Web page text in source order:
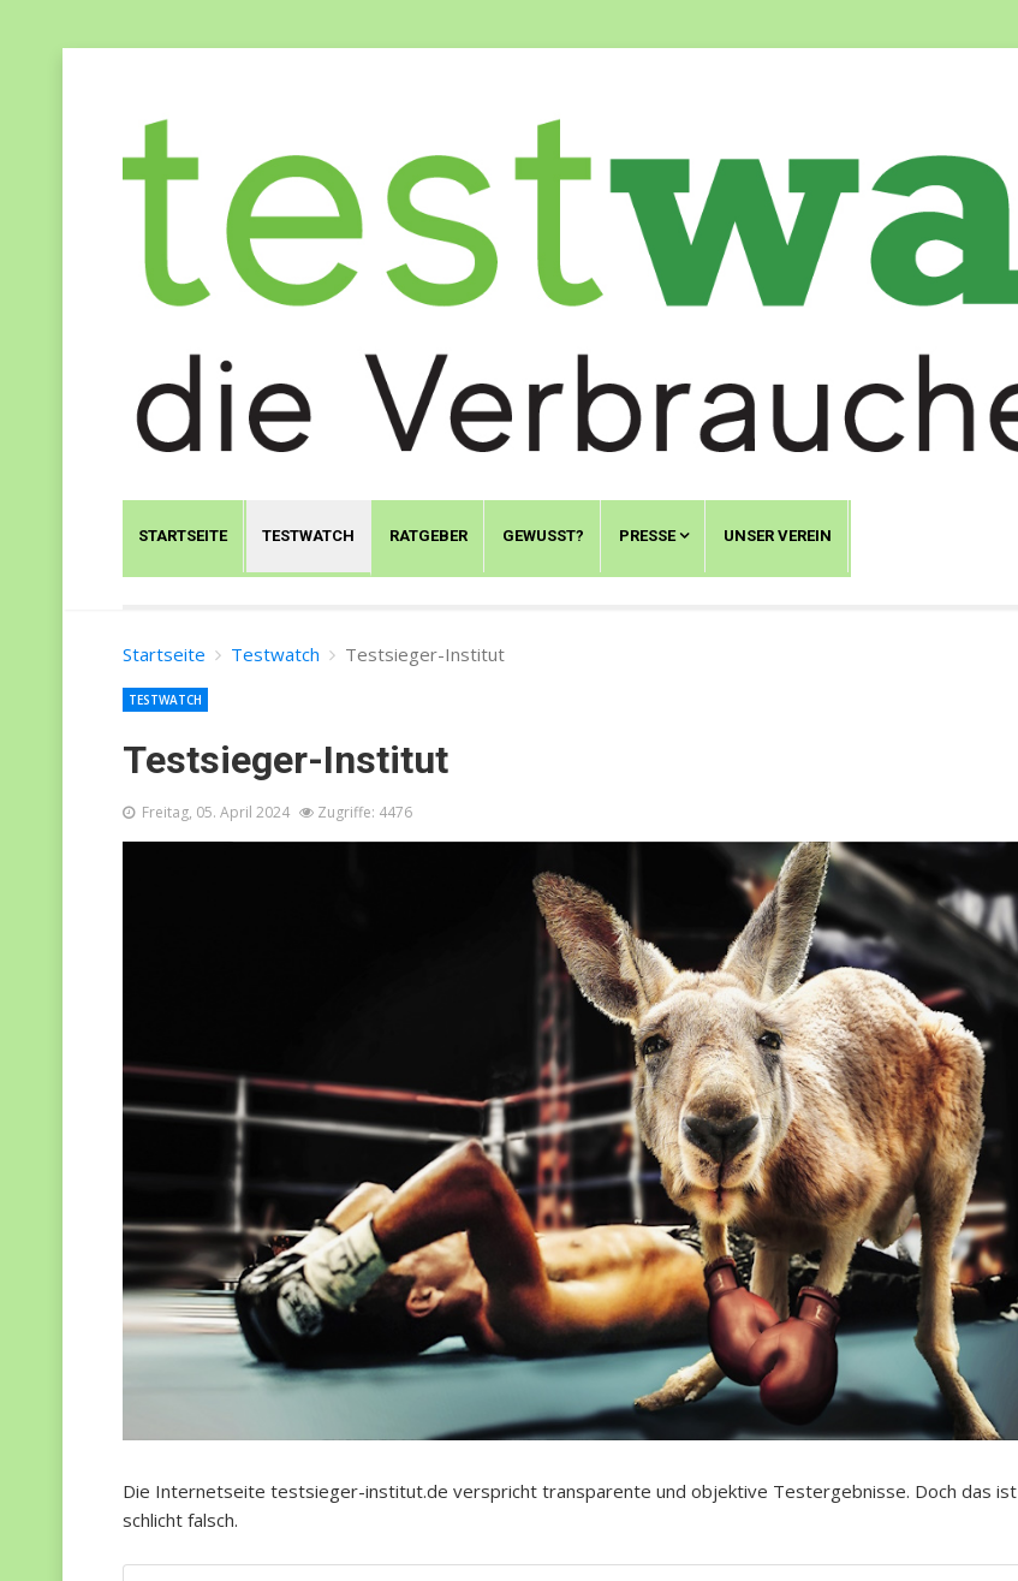
STARTSEITE TESTWATCH RATGEBER GEWUSST? PRESSE UNSER VEREIN
Startseite Testwatch Testsieger-Institut
Testsieger-Institut
TESTWATCH
Freitag, 05. April 2024 Zugriffe: 4476
Die Internetseite testsieger-institut.de verspricht transparente und objektive Testergebnisse. Doch das ist
schlicht falsch.